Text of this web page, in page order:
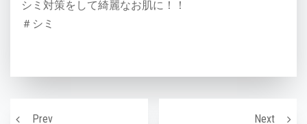
シミ対策をして綺麗なお肌に！！
＃シミ
Prev
睡眠の質を下げる行動 Next夏で